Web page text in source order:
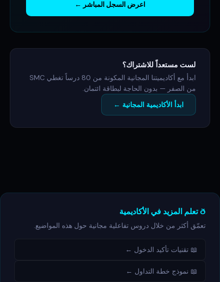
اعرض السجل المباشر ←
لست مستعداً للاشتراك؟
ابدأ مع أكاديميتنا المجانية المكونة من 80 درساً تغطي SMC
من الصفر — بدون الحاجة لبطاقة ائتمان.
ابدأ الأكاديمية المجانية ←
ð تعلم المزيد في الأكاديمية
تعمّق أكثر من خلال دروس تفاعلية مجانية حول هذه المواضيع.
📖 تقنيات تأكيد الدخول ←
📖 نموذج خطة التداول ←